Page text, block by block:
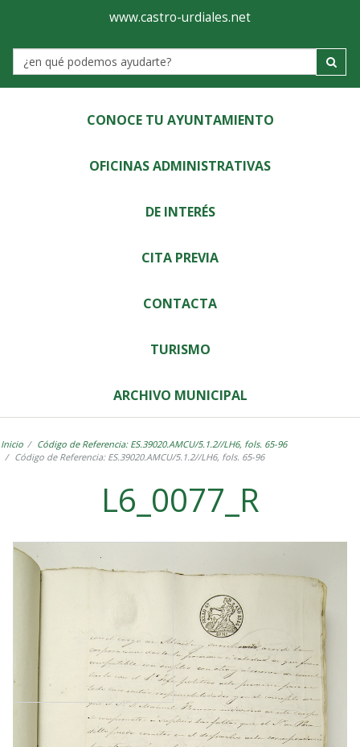
Ayuntamiento
de
Castro-
Urdiales
www.castro-urdiales.net
Label
CONOCE TU AYUNTAMIENTO
OFICINAS ADMINISTRATIVAS
DE INTERÉS
CITA PREVIA
CONTACTA
TURISMO
ARCHIVO MUNICIPAL
Inicio
Código de Referencia: ES.39020.AMCU/5.1.2//LH6, fols. 65-96
Código de Referencia: ES.39020.AMCU/5.1.2//LH6, fols. 65-96
L6_0077_R